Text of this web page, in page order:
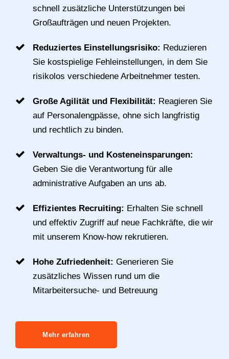
schnell zusätzliche Unterstützungen bei
Großaufträgen und neuen Projekten.
Reduziertes Einstellungsrisiko: Reduzieren
Sie kostspielige Fehleinstellungen, in dem Sie
risikolos verschiedene Arbeitnehmer testen.
Große Agilität und Flexibilität: Reagieren Sie
auf Personalengpässe, ohne sich langfristig
und rechtlich zu binden.
Verwaltungs- und Kosteneinsparungen:
Geben Sie die Verantwortung für alle
administrative Aufgaben an uns ab.
Effizientes Recruiting: Erhalten Sie schnell
und effektiv Zugriff auf neue Fachkräfte, die wir
mit unserem Know-how rekrutieren.
Hohe Zufriedenheit: Generieren Sie
zusätzliches Wissen rund um die
Mitarbeitersuche- und Betreuung
Mehr erfahren